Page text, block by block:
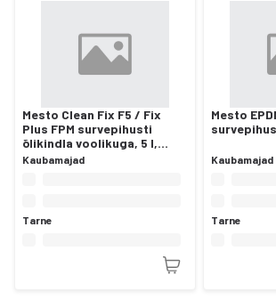
Mesto Clean Fix F5 / Fix
Plus FPM survepihusti
õlikindla voolikuga, 5 l,
must/valge
Kaubamajad
Tarne
Mesto
Kaubamajad
Tarne